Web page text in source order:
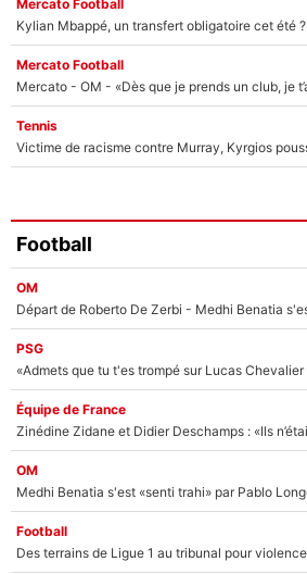
Mercato Football
Kylian Mbappé, un transfert obligatoire cet été ?
Mercato Football
Tennis
Football
OM
PSG
Équipe de France
OM
Football